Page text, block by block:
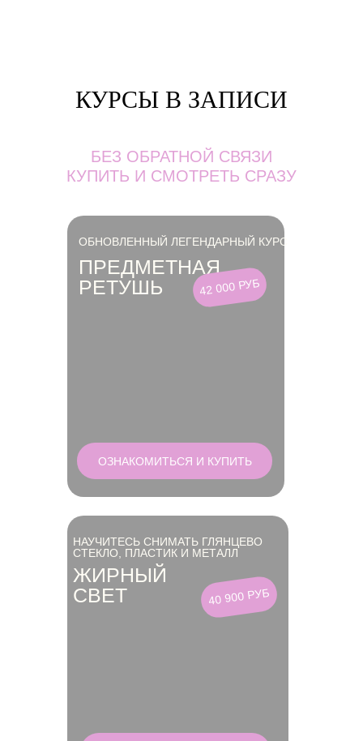
КУРСЫ В ЗАПИСИ
БЕЗ ОБРАТНОЙ СВЯЗИ
КУПИТЬ И СМОТРЕТЬ СРАЗУ
ПРЕДМЕТНАЯ
РЕТУШЬ
ОБНОВЛЕННЫЙ ЛЕГЕНДАРНЫЙ КУРС
ОЗНАКОМИТЬСЯ И КУПИТЬ
ЖИРНЫЙ
СВЕТ
НАУЧИТЕСЬ СНИМАТЬ ГЛЯНЦЕВО
СТЕКЛО, ПЛАСТИК И МЕТАЛЛ
40 900 РУБ
42 000 РУБ